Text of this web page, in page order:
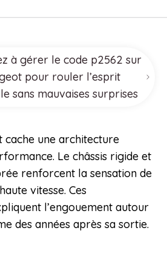
à gérer le code p2562 sur
pour rouler l’esprit
sans mauvaises surprises
cache une architecture
Le châssis rigide et
renforcent la sensation de
vitesse. Ces
l’engouement autour
des années après sa sortie.